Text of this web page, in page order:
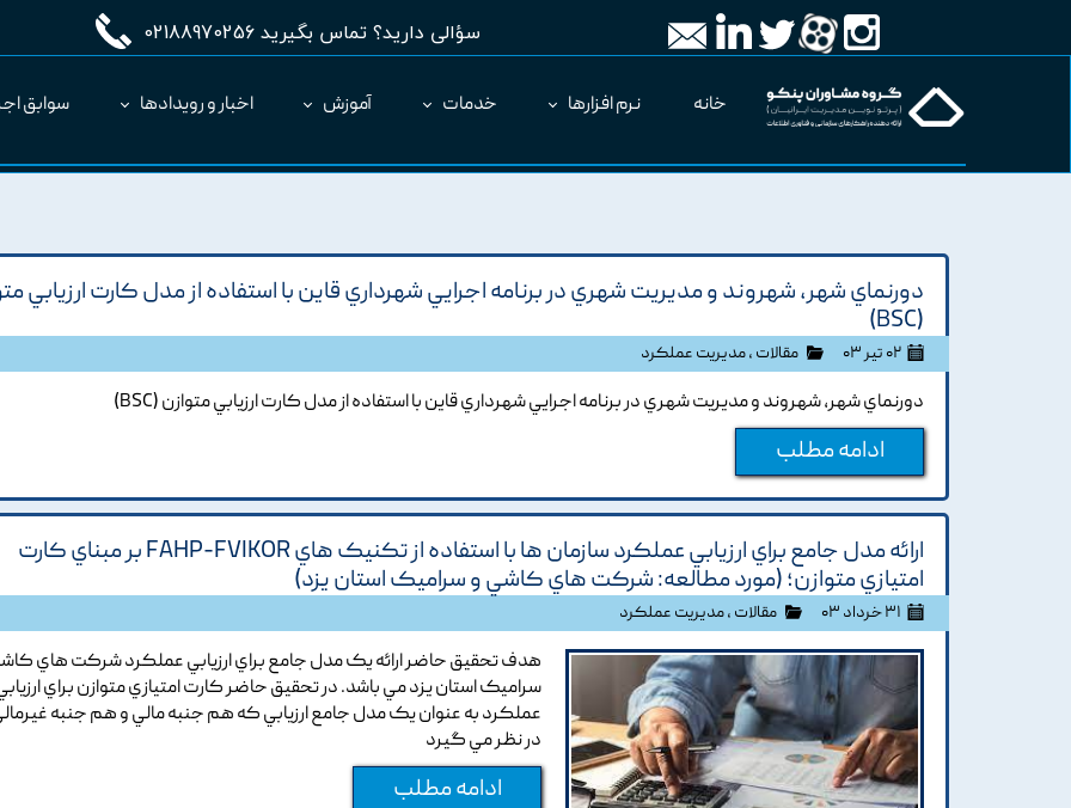
سؤالی دارید؟ تماس بگیرید 02188970256
خانه نرم افزارها خدمات آموزش اخبار و رویدادها سوابق
دورنماي شهر، شهروند و مديريت شهري در برنامه اجرايي شهرداري قاين با استفاده از مدل کارت ارزيابي
(BSC)
۰۲ تیر ۰۳ مقالات ،مدیریت عملکرد
دورنماي شهر، شهروند و مديريت شهري در برنامه اجرايي شهرداري قاين با استفاده از مدل کارت ارزيابي متوازن (BSC)
ادامه مطلب
ارائه مدل جامع براي ارزيابي عملکرد سازمان ها با استفاده از تکنيک هاي FAHP-FVIKOR بر مبناي کارت
امتيازي متوازن؛ (مورد مطالعه: شرکت هاي کاشي و سراميک استان يزد)
۳۱ خرداد ۰۳ مقالات ،مدیریت عملکرد
هدف تحقيق حاضر ارائه يک مدل جامع براي ارزيابي عملکرد شرکت هاي
سراميک استان يزد مي باشد. در تحقيق حاضر کارت امتيازي متوازن براي
عملکرد به عنوان يک مدل جامع ارزيابي که هم جنبه مالي و هم جنبه
در نظر مي گيرد
ادامه مطلب